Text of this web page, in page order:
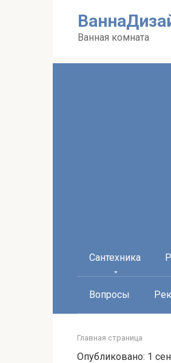
Ванная комната
Сантехника
Вопросы
Главная страница
Опубликовано: 1